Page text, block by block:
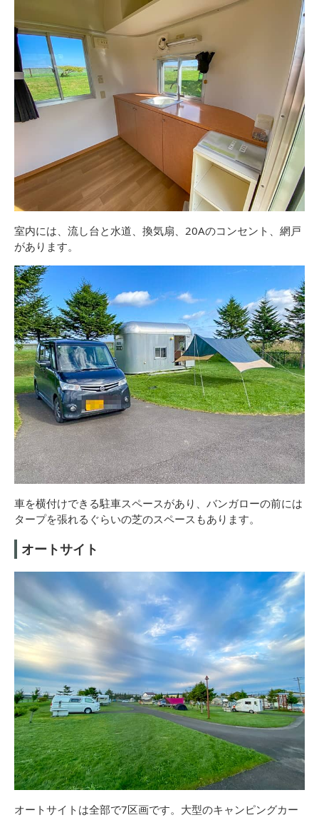
室内には、流し台と水道、換気扇、20Aのコンセント、網戸
があります。
車を横付けできる駐車スペースがあり、バンガローの前には
タープを張れるぐらいの芝のスペースもあります。
オートサイト
オートサイトは全部で7区画です。大型のキャンピングカー